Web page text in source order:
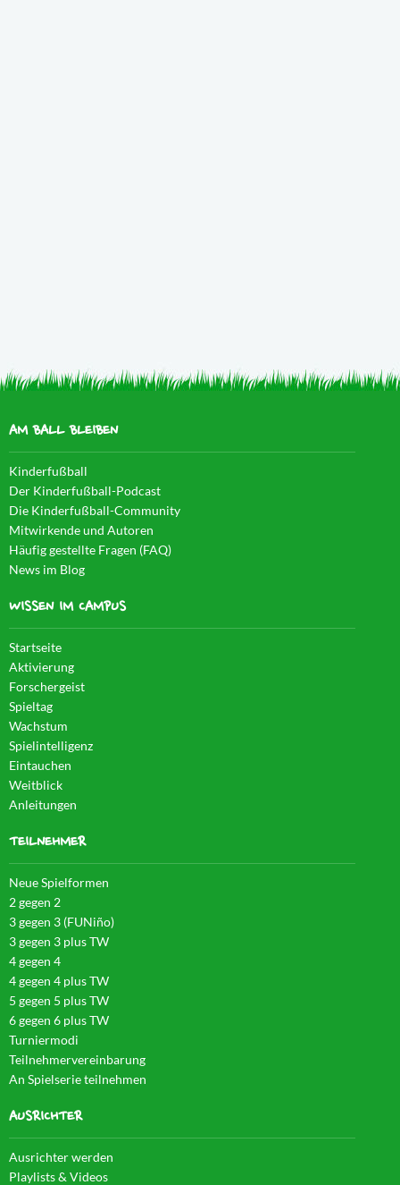
AM BALL BLEIBEN
Kinderfußball
Der Kinderfußball-Podcast
Die Kinderfußball-Community
Mitwirkende und Autoren
Häufig gestellte Fragen (FAQ)
News im Blog
WISSEN IM CAMPUS
Startseite
Aktivierung
Forschergeist
Spieltag
Wachstum
Spielintelligenz
Eintauchen
Weitblick
Anleitungen
TEILNEHMER
Neue Spielformen
2 gegen 2
3 gegen 3 (FUNiño)
3 gegen 3 plus TW
4 gegen 4
4 gegen 4 plus TW
5 gegen 5 plus TW
6 gegen 6 plus TW
Turniermodi
Teilnehmervereinbarung
An Spielserie teilnehmen
AUSRICHTER
Ausrichter werden
Playlists & Videos